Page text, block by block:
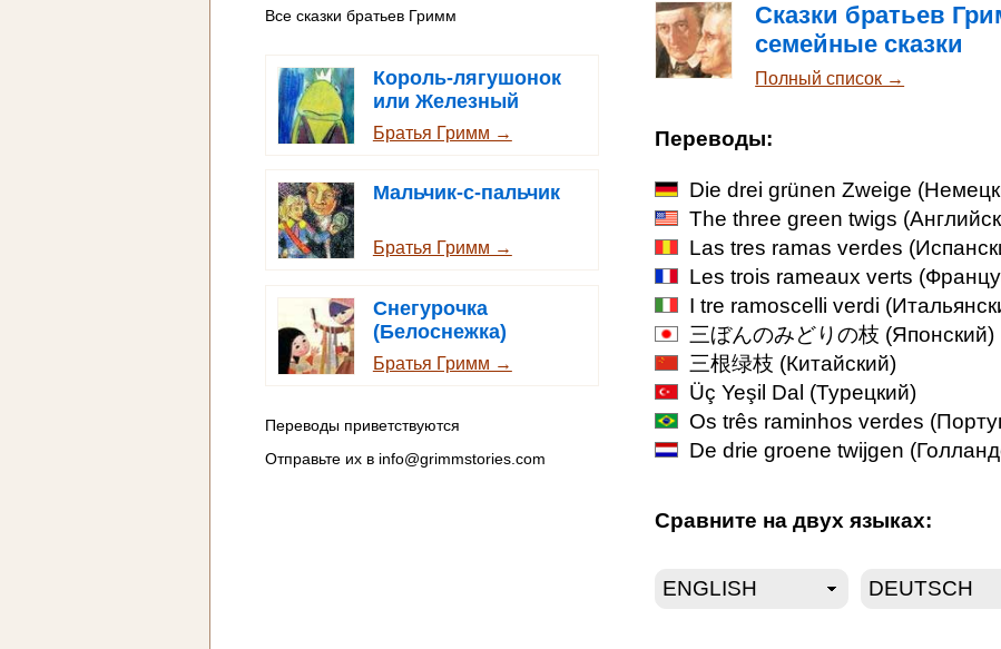
Все сказки братьев Гримм
Король-лягушонок
или Железный
Генрих
Братья Гримм →
Мальчик-с-пальчик
Братья Гримм →
Снегурочка
(Белоснежка)
Братья Гримм →
Переводы приветствуются
Отправьте их в info@grimmstories.com
Сказки братьев
семейные сказки
Полный список →
Переводы:
Die drei grünen Zweige
The three green twigs
Las tres ramas verdes
Les trois rameaux verts
I tre ramoscelli verdi
三ぼんのみどりの枝 (Японский)
三根绿枝 (Китайский)
Üç Yeşil Dal (Турецкий)
Os três raminhos verdes
De drie groene twijgen
Сравните на двух языках: